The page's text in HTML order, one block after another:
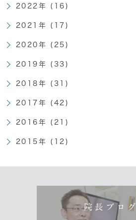
2022年 (16)
2021年 (17)
2020年 (25)
2019年 (33)
2018年 (31)
2017年 (42)
2016年 (21)
2015年 (12)
院長ブログ